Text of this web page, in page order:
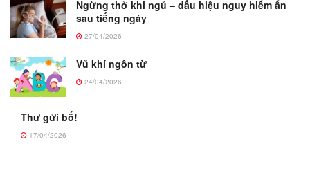
Ngừng thở khi ngủ – dấu hiệu nguy hiểm ẩn
sau tiếng ngáy
27/04/2026
Vũ khí ngôn từ
24/04/2026
Thư gửi bố!
17/04/2026